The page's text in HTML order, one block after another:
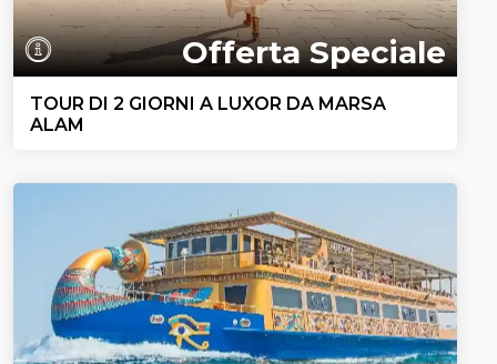
Offerta Speciale
TOUR DI 2 GIORNI A LUXOR DA MARSA
ALAM